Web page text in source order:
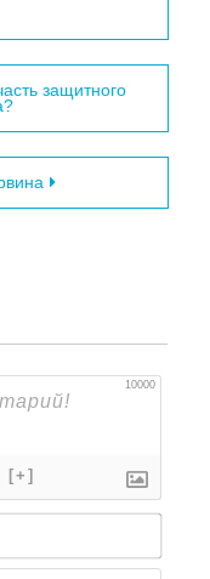
защитного
10000
[+]
Имя*